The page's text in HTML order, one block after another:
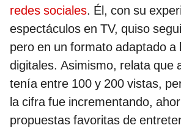
redes sociales. Él, con su
espectáculos en TV, quiso
pero en un formato adaptado a
digitales. Asimismo, relata que
tenía entre 100 y 200 vistas,
la cifra fue incrementando,
propuestas favoritas de